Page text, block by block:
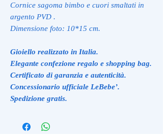
Cornice sagoma bimbo e cuori smaltati in
argento PVD .
Dimensione foto: 10*15 cm.
Gioiello realizzato in Italia.
Elegante confezione regalo e shopping bag.
Certificato di garanzia e autenticità.
Concessionario ufficiale LeBebe’.
Spedizione gratis.